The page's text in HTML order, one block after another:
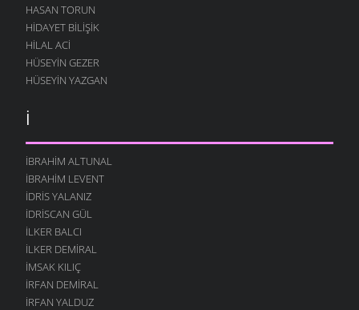
HASAN TORUN
HIDAYET BILIŞIK
HILAL ACI
HÜSEYIN GEZER
HÜSEYIN YAZGAN
İ
İBRAHIM ALTUNAL
İBRAHIM LEVENT
İDRIS YALANIZ
IDRISCAN GÜL
İLKER BALCI
İLKER DEMIRAL
İMSAK KILIÇ
İRFAN DEMIRAL
İRFAN YALDUZ